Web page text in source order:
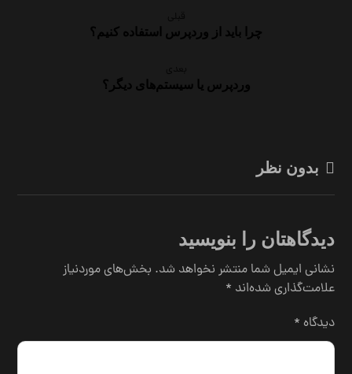
چرا باید از وردپرس استفاده کنیم؟
وردپرس یا سیستم‌های دیگر؟
بدون نظر
دیدگاهتان را بنویسید
نشانی ایمیل شما منتشر نخواهد شد. بخش‌های موردنیاز
علامت‌گذاری شده‌اند *
دیدگاه *